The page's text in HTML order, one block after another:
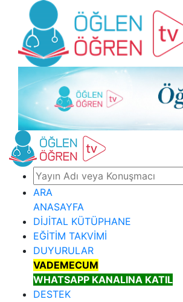
ARA
ANASAYFA
DİJİTAL KÜTÜPHANE
EĞİTİM TAKVİMİ
DUYURULAR
VADEMECUM
WHATSAPP KANALINA KATIL
DESTEK